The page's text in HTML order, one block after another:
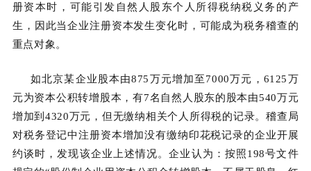
册资本时，可能引发自然人股东个人所得税纳税义务的产
生，因此当企业注册资本发生变化时，可能成为税务稽查的
重点对象。
如北京某企业股本由875万元增加至7000万元，6125万
元为资本公积转增股本，有7名自然人股东的股本由540万元
增加到4320万元，但无缴纳相关个人所得税的记录。稽查局
对税务登记中注册资本增加没有缴纳印花税记录的企业开展
约谈时，发现该企业上述情况。企业认为：按照198号文件